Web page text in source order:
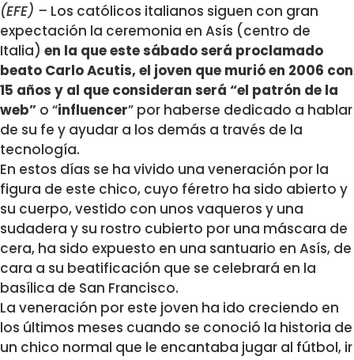
(EFE) – Los católicos italianos siguen con gran
expectación la ceremonia en Asís (centro de
Italia) en la que este sábado será proclamado
beato Carlo Acutis, el joven que murió en 2006 con
15 años y al que consideran será “el patrón de la
web” o “influencer” por haberse dedicado a hablar
de su fe y ayudar a los demás a través de la
tecnología.
En estos días se ha vivido una veneración por la
figura de este chico, cuyo féretro ha sido abierto y
su cuerpo, vestido con unos vaqueros y una
sudadera y su rostro cubierto por una máscara de
cera, ha sido expuesto en una santuario en Asís, de
cara a su beatificación que se celebrará en la
basílica de San Francisco.
La veneración por este joven ha ido creciendo en
los últimos meses cuando se conoció la historia de
un chico normal que le encantaba jugar al fútbol, ir